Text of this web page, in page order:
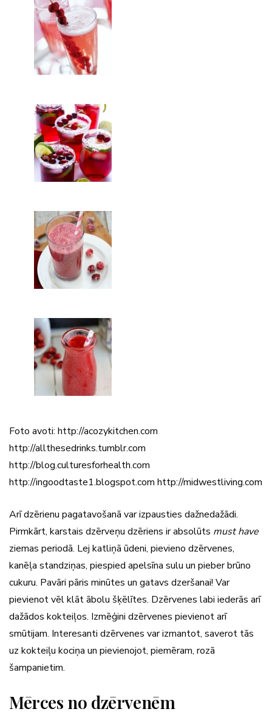
Foto avoti: http://acozykitchen.com
http://allthesedrinks.tumblr.com
http://blog.culturesforhealth.com
http://ingoodtaste1.blogspot.com http://midwestliving.com
Arī dzērienu pagatavošanā var izpausties dažnedažādi.
Pirmkārt, karstais dzērveņu dzēriens ir absolūts must have
ziemas periodā. Lej katliņā ūdeni, pievieno dzērvenes,
kanēļa standziņas, piespied apelsīna sulu un pieber brūno
cukuru. Pavāri pāris minūtes un gatavs dzeršanai! Var
pievienot vēl klāt ābolu šķēlītes. Dzērvenes labi iederās arī
dažādos kokteiļos. Izmēģini dzērvenes pievienot arī
smūtijam. Interesanti dzērvenes var izmantot, saverot tās
uz kokteiļu kociņa un pievienojot, piemēram, rozā
šampanietim.
Mērces no dzērvenēm